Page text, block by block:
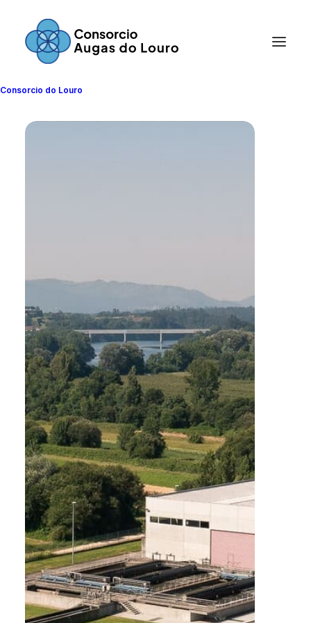
Consorcio do Louro
Instalaciones de
El Abastecimiento es la primera fase
del ciclo integral de uso del agua. El
Consorcio de Augas do Louro
abastece actualmente a los
Ayuntamientos de Mos, O Porriño,
Salceda de Caselas y Tui, que en
conjunto suman una población en el
entorno de 60.000 habitantes, con
presencia de una relevante